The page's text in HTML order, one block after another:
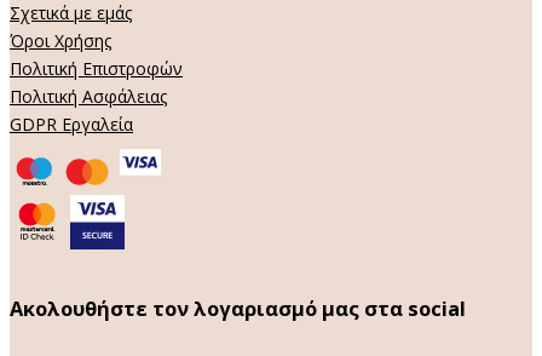
Σχετικά με εμάς
Όροι Χρήσης
Πολιτική Επιστροφών
Πολιτική Ασφάλειας
GDPR Εργαλεία
Ακολουθήστε τον λογαριασμό μας στα social